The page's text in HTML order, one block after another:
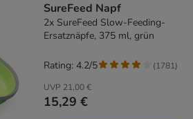
SureFeed Napf
2x SureFeed Slow-Feeding-
Ersatznäpfe, 375 ml, grün
UVP 21,00 €
15,29 €
Rating: 4.2/5 (1781)